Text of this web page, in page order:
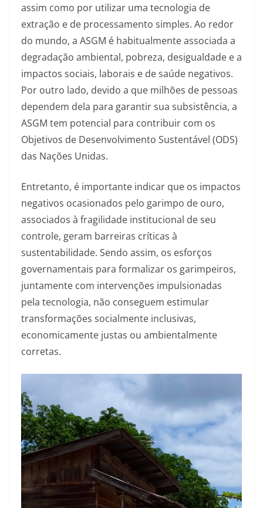
assim como por utilizar uma tecnologia de
extração e de processamento simples. Ao redor
do mundo, a ASGM é habitualmente associada a
degradação ambiental, pobreza, desigualdade e a
impactos sociais, laborais e de saúde negativos.
Por outro lado, devido a que milhões de pessoas
dependem dela para garantir sua subsistência, a
ASGM tem potencial para contribuir com os
Objetivos de Desenvolvimento Sustentável (ODS)
das Nações Unidas.
Entretanto, é importante indicar que os impactos
negativos ocasionados pelo garimpo de ouro,
associados à fragilidade institucional de seu
controle, geram barreiras críticas à
sustentabilidade. Sendo assim, os esforços
governamentais para formalizar os garimpeiros,
juntamente com intervenções impulsionadas
pela tecnologia, não conseguem estimular
transformações socialmente inclusivas,
economicamente justas ou ambientalmente
corretas.